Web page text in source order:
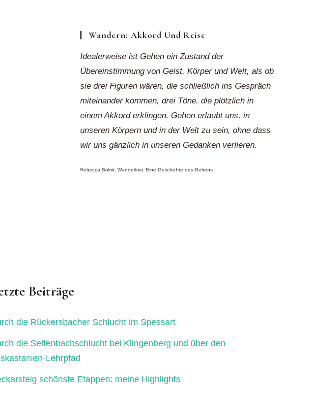
Wandern: Akkord Und Reise
Idealerweise ist Gehen ein Zustand der
Übereinstimmung von Geist, Körper und Welt, als ob
sie drei Figuren wären, die schließlich ins Gespräch
miteinander kommen, drei Töne, die plötzlich in
einem Akkord erklingen. Gehen erlaubt uns, in
unseren Körpern und in der Welt zu sein, ohne dass
wir uns gänzlich in unseren Gedanken verlieren.
Rebecca Solnit, Wanderlust. Eine Geschichte des Gehens
Beiträge
die Rückersbacher Schlucht im Spessart
die Seltenbachschlucht bei Klingenberg und über den
Lehrpfad
schönste Etappen: meine Highlights